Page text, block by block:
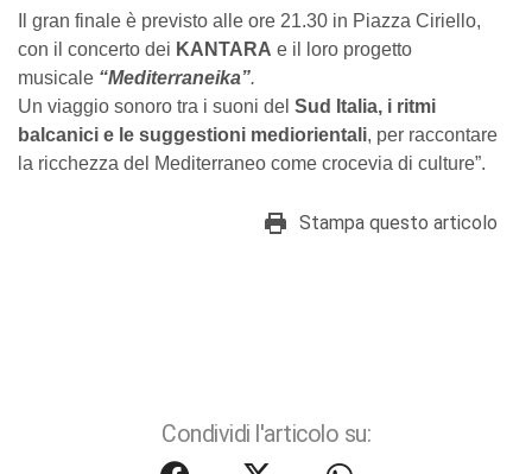
Il gran finale è previsto alle ore 21.30 in Piazza Ciriello,
con il concerto dei KANTARA e il loro progetto
musicale “Mediterraneika”.
Un viaggio sonoro tra i suoni del Sud Italia, i ritmi
balcanici e le suggestioni mediorientali, per raccontare
la ricchezza del Mediterraneo come crocevia di culture”.
Stampa questo articolo
Condividi l'articolo su: